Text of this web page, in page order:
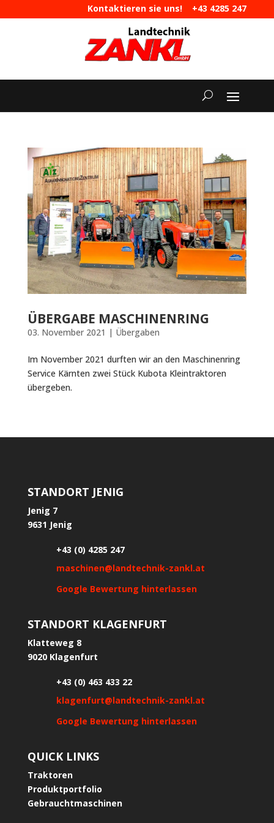
Kontaktieren sie uns! +43 4285 247
|maschinen@landtechnik-zankl.at
ÜBERGABE MASCHINENRING
03. November 2021 | Übergaben
Im November 2021 durften wir an den Maschinenring
Service Kärnten zwei Stück Kubota Kleintraktoren
übergeben.
STANDORT JENIG
Jenig 7
9631 Jenig
+43 (0) 4285 247
maschinen@landtechnik-zankl.at
Google Bewertung hinterlassen
STANDORT KLAGENFURT
Klatteweg 8
9020 Klagenfurt
+43 (0) 463 433 22
klagenfurt@landtechnik-zankl.at
Google Bewertung hinterlassen
QUICK LINKS
Traktoren
Produktportfolio
Gebrauchtmaschinen